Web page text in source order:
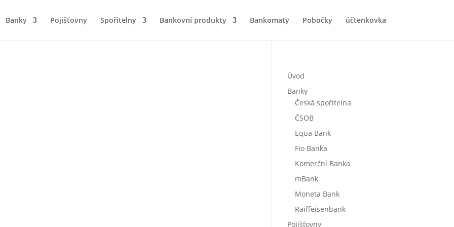
Banky Pojišťovny Spořitelny Bankovní produkty Bankomaty Pobočky účtenkovka
Úvod
Banky
Česká spořitelna
ČSOB
Equa Bank
Fio Banka
Komerční Banka
mBank
Moneta Bank
Raiffeisenbank
Pojišťovny